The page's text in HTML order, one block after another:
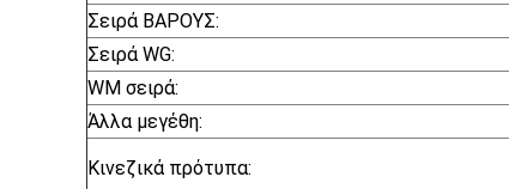
Σειρά ΒΑΡΟΥΣ:
Σειρά WG:
WM σειρά:
Άλλα μεγέθη:
Κινεζικά πρότυπα: